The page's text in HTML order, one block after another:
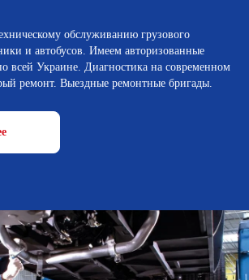
обслуживанию грузового
и автобусов. Имеем авторизованные
всей Украине. Диагностика на современном
ремонт. Выездные ремонтные бригады.